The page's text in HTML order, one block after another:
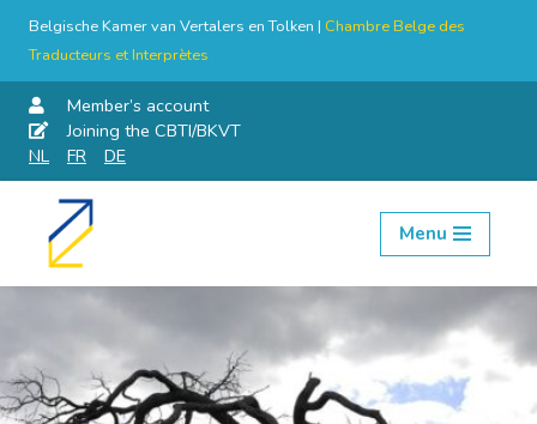
Belgische Kamer van Vertalers en Tolken | Chambre Belge des
Traducteurs et Interprètes
Member’s account
Joining the CBTI/BKVT
NL
FR DE
Skip
Menu